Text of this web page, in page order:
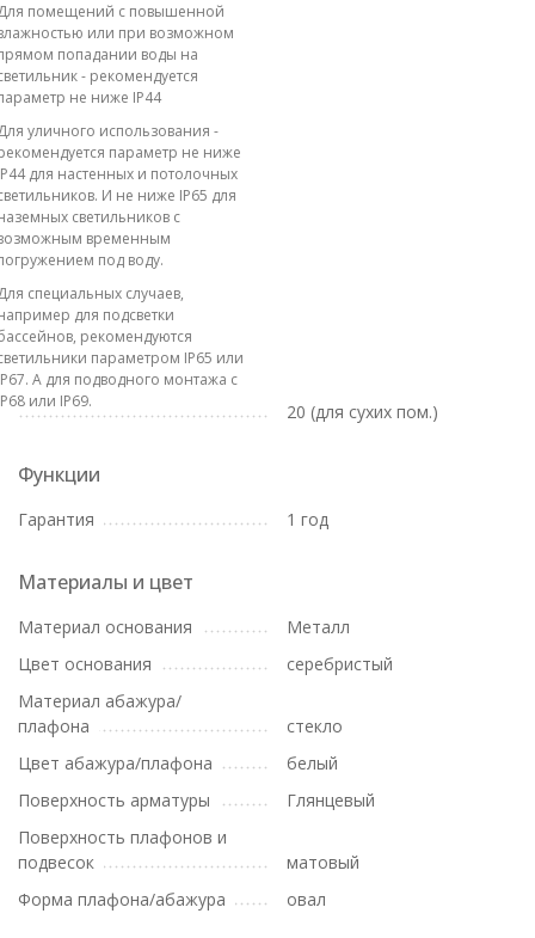
помещений с повышенной
или при возможном
попадании воды на
- рекомендуется
не ниже IP44
уличного использования -
параметр не ниже
для настенных и потолочных
И не ниже IP65 для
светильников с
временным
под воду.
специальных случаев,
для подсветки
рекомендуются
параметром IP65 или
А для подводного монтажа с
или IP69.
20 (для сухих пом.)
Функции
Гарантия 1 год
Материалы и цвет
Материал основания
Металл
Цвет основания
серебристый
Материал абажура/
плафона
стекло
Цвет абажура/плафона
белый
Поверхность арматуры
Глянцевый
Поверхность плафонов и
подвесок
матовый
Форма плафона/абажура
овал